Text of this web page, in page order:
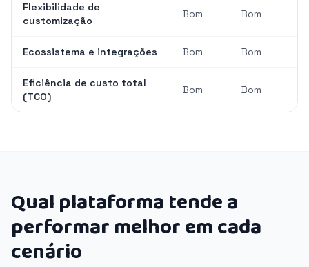
Flexibilidade de
customização
Bom Bom
Ecossistema e integrações Bom Bom
Eficiência de custo total
(TCO)
Bom Bom
Qual plataforma tende a
performar melhor em cada
cenário